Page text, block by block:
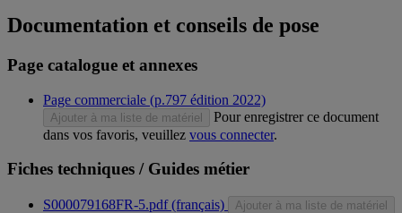
Documentation et conseils de pose
Page catalogue et annexes
Page commerciale (p.797 édition 2022)
Ajouter à ma liste de matériel
Pour enregistrer ce document
dans vos favoris, veuillez vous connecter.
Fiches techniques / Guides métier
S000079168FR-5.pdf (français) Ajouter à ma liste de matériel